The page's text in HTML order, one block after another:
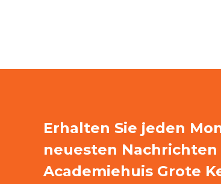
Erhalten Sie jeden
neuesten
Academiehuis Grote